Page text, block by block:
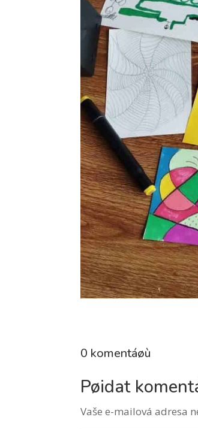
0 komentáøù
Pøidat
Vaše e-mailová adresa